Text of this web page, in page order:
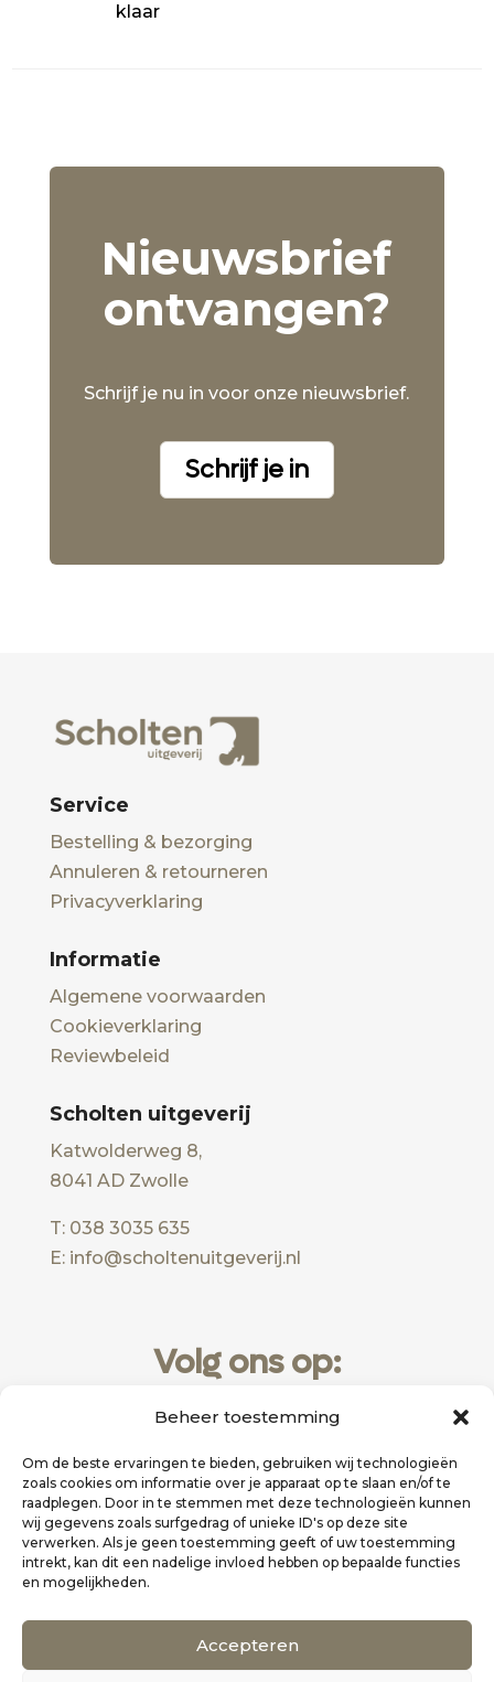
Beheer toestemming
Om de beste ervaringen te bieden, gebruiken wij technologieën
zoals cookies om informatie over je apparaat op te slaan en/of te
raadplegen. Door in te stemmen met deze technologieën kunnen
wij gegevens zoals surfgedrag of unieke ID's op deze site
verwerken. Als je geen toestemming geeft of uw toestemming
intrekt, kan dit een nadelige invloed hebben op bepaalde functies
en mogelijkheden.
Accepteren
klaar
Nieuwsbrief
ontvangen?
Schrijf je nu in voor onze nieuwsbrief.
Schrijf je in
Service
Bestelling & bezorging
Annuleren & retourneren
Privacyverklaring
Informatie
Algemene voorwaarden
Cookieverklaring
Reviewbeleid
Scholten uitgeverij
Katwolderweg 8,
8041 AD Zwolle
T: 038 3035 635
E: info@scholtenuitgeverij.nl
Volg ons op:
Website realisatie doorZakelijk Bereikbaar